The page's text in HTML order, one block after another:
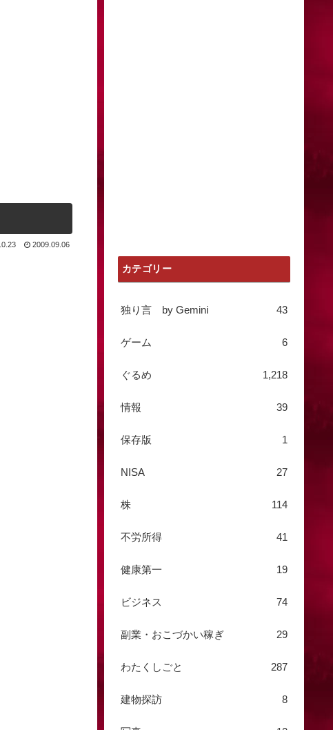
2009.09.06
カテゴリー
独り言 by Gemini 43
ゲーム 6
ぐるめ 1,218
情報 39
保存版 1
NISA 27
株 114
不労所得 41
健康第一 19
ビジネス 74
副業・おこづかい稼ぎ 29
わたくしごと 287
建物探訪 8